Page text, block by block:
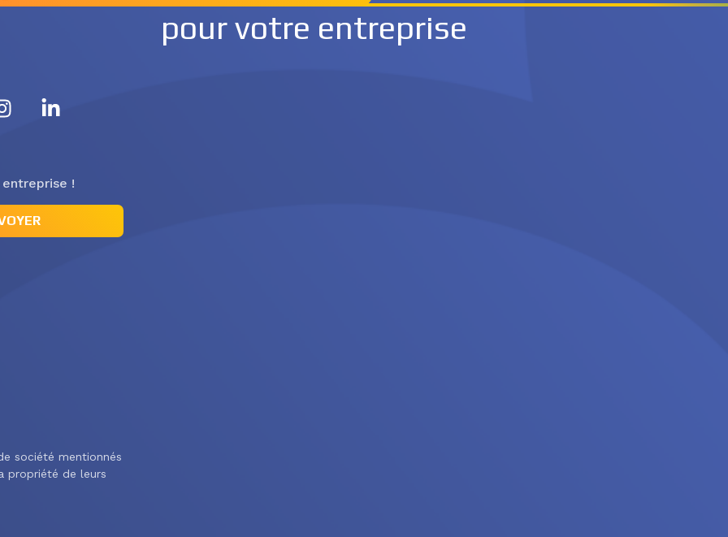
pour votre entreprise
!
société mentionnés
propriété de leurs